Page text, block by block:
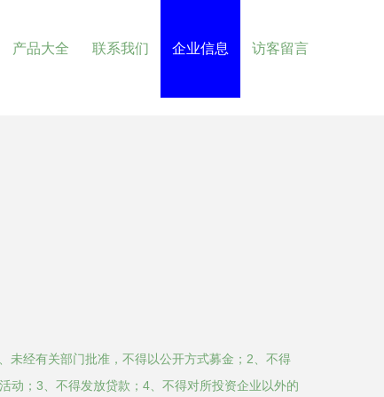
产品大全 联系我们 企业信息 访客留言
未经有关部门批准，不得以公开方式募金；2、不得
动；3、不得发放贷款；4、不得对所投资企业以外的